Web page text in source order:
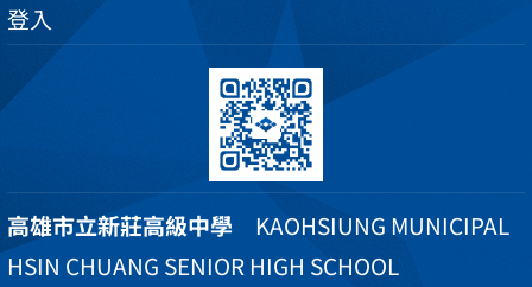
登入
高雄市立新莊高級中學 KAOHSIUNG MUNICIPAL
HSIN CHUANG SENIOR HIGH SCHOOL